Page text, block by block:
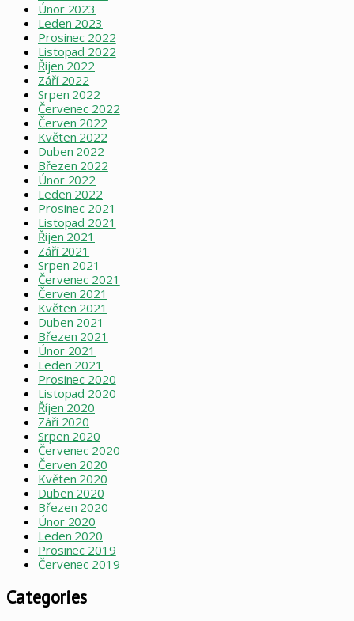
Únor 2023
Leden 2023
Prosinec 2022
Listopad 2022
Říjen 2022
Září 2022
Srpen 2022
Červenec 2022
Červen 2022
Květen 2022
Duben 2022
Březen 2022
Únor 2022
Leden 2022
Prosinec 2021
Listopad 2021
Říjen 2021
Září 2021
Srpen 2021
Červenec 2021
Červen 2021
Květen 2021
Duben 2021
Březen 2021
Únor 2021
Leden 2021
Prosinec 2020
Listopad 2020
Říjen 2020
Září 2020
Srpen 2020
Červenec 2020
Červen 2020
Květen 2020
Duben 2020
Březen 2020
Únor 2020
Leden 2020
Prosinec 2019
Červenec 2019
Categories